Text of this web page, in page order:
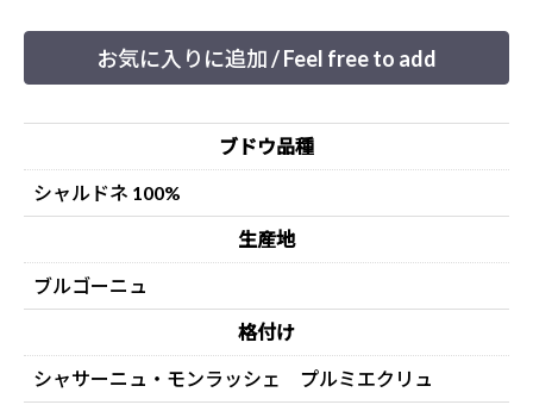
お気に入りに追加 / Feel free to add
ブドウ品種
シャルドネ 100%
生産地
ブルゴーニュ
格付け
シャサーニュ・モンラッシェ プルミエクリュ